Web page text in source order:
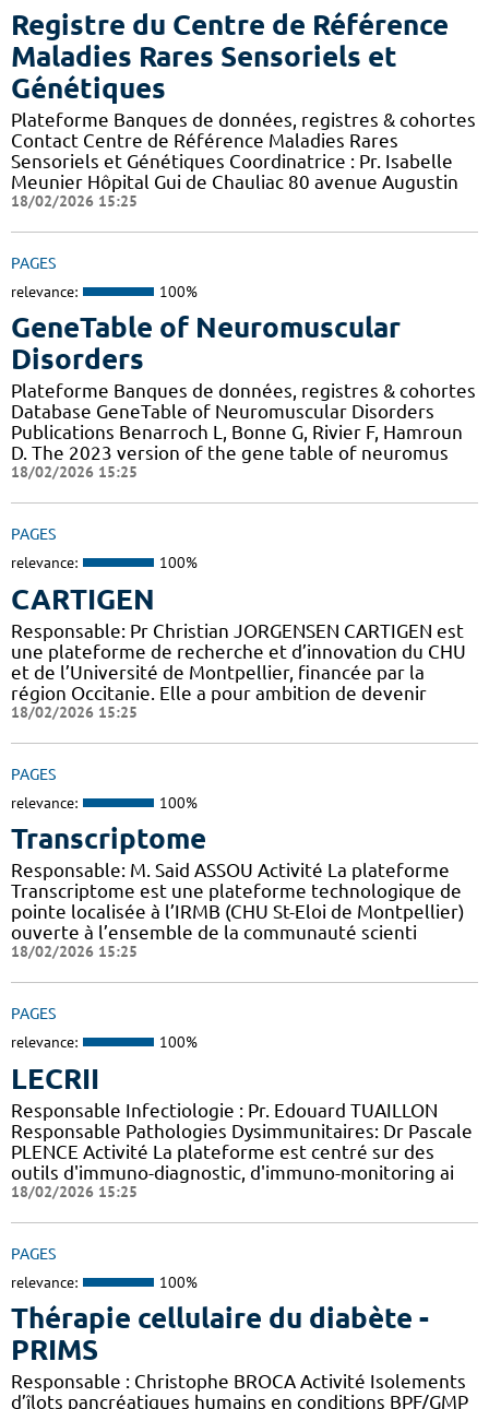
Registre du Centre de Référence
Maladies Rares Sensoriels et
Génétiques
Plateforme Banques de données, registres & cohortes
Contact Centre de Référence Maladies Rares
Sensoriels et Génétiques Coordinatrice : Pr. Isabelle
Meunier Hôpital Gui de Chauliac 80 avenue Augustin
18/02/2026 15:25
PAGES
relevance: 100%
GeneTable of Neuromuscular
Disorders
Plateforme Banques de données, registres & cohortes
Database GeneTable of Neuromuscular Disorders
Publications Benarroch L, Bonne G, Rivier F, Hamroun
D. The 2023 version of the gene table of neuromus
18/02/2026 15:25
PAGES
relevance: 100%
CARTIGEN
Responsable: Pr Christian JORGENSEN CARTIGEN est
une plateforme de recherche et d’innovation du CHU
et de l’Université de Montpellier, financée par la
région Occitanie. Elle a pour ambition de devenir
18/02/2026 15:25
PAGES
relevance: 100%
Transcriptome
Responsable: M. Said ASSOU Activité La plateforme
Transcriptome est une plateforme technologique de
pointe localisée à l’IRMB (CHU St-Eloi de Montpellier)
ouverte à l’ensemble de la communauté scienti
18/02/2026 15:25
PAGES
relevance: 100%
LECRII
Responsable Infectiologie : Pr. Edouard TUAILLON
Responsable Pathologies Dysimmunitaires: Dr Pascale
PLENCE Activité La plateforme est centré sur des
outils d'immuno-diagnostic, d'immuno-monitoring ai
18/02/2026 15:25
PAGES
relevance: 100%
Thérapie cellulaire du diabète -
PRIMS
Responsable : Christophe BROCA Activité Isolements
d’îlots pancréatiques humains en conditions BPF/GMP